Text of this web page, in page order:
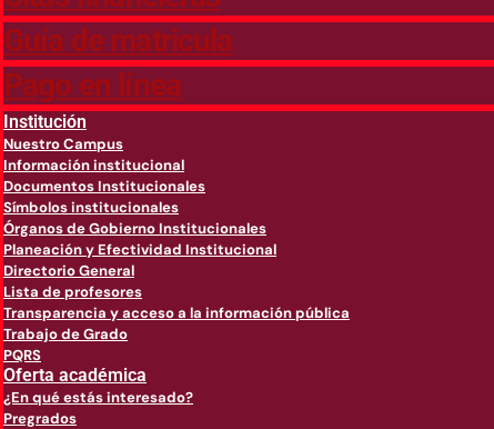
Guía de matricula
Pago en línea
Institución
Nuestro Campus
Información institucional
Documentos Institucionales
Símbolos institucionales
Órganos de Gobierno Institucionales
Planeación y Efectividad Institucional
Directorio General
Lista de profesores
Transparencia y acceso a la información pública
Trabajo de Grado
PQRS
Oferta académica
¿En qué estás interesado?
Pregrados